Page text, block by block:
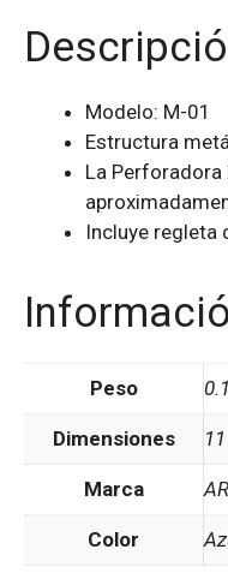
Modelo: M-01
Estructura
La
Incluye regleta
Peso
Dimensiones
Marca
Color